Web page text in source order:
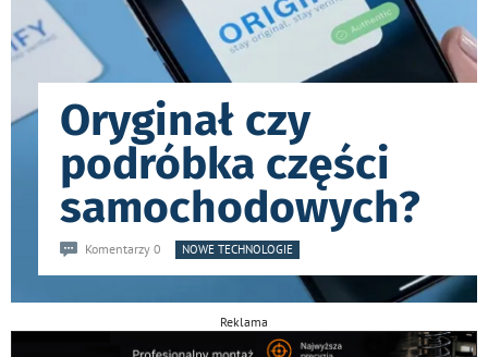
Oryginał czy
podróbka części
samochodowych?
Komentarzy 0 NOWE TECHNOLOGIE
Reklama